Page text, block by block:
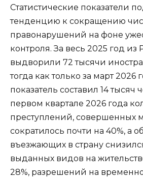
Статистические показатели
тенденцию к сокращению
правонарушений на фоне
контроля. За весь 2025 год из
выдворили 72 тысячи
тогда как только за март 2026
показатель составил 14 тысяч
первом квартале 2026 года
преступлений, совершенных
сократилось почти на 40%, а
въезжающих в страну
выданных видов на
28%, разрешений на